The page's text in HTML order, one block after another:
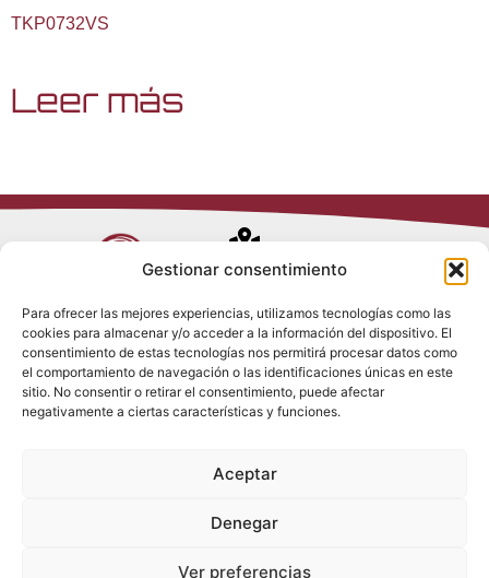
Gestionar consentimiento
Para ofrecer las mejores experiencias, utilizamos tecnologías como las
cookies para almacenar y/o acceder a la información del dispositivo. El
consentimiento de estas tecnologías nos permitirá procesar datos como
el comportamiento de navegación o las identificaciones únicas en este
sitio. No consentir o retirar el consentimiento, puede afectar
negativamente a ciertas características y funciones.
Aceptar
Denegar
Ver preferencias
TKP0732VS
Leer más
Avenida de
28017 Madrid
(España)
(+34) 910 917
info@tenki-
Política de
Privacidad
Política de
Cookies